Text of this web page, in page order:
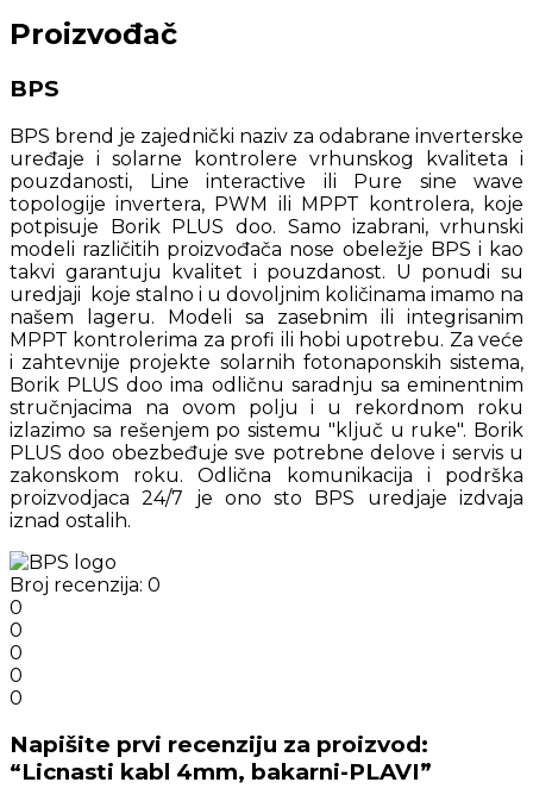
Proizvođač
BPS
BPS brend je zajednički naziv za odabrane inverterske
uređaje i solarne kontrolere vrhunskog kvaliteta i
pouzdanosti, Line interactive ili Pure sine wave
topologije invertera, PWM ili MPPT kontrolera, koje
potpisuje Borik PLUS doo. Samo izabrani, vrhunski
modeli različitih proizvođača nose obeležje BPS i kao
takvi garantuju kvalitet i pouzdanost. U ponudi su
uredjaji koje stalno i u dovoljnim količinama imamo na
našem lageru. Modeli sa zasebnim ili integrisanim
MPPT kontrolerima za profi ili hobi upotrebu. Za veće
i zahtevnije projekte solarnih fotonaponskih sistema,
Borik PLUS doo ima odličnu saradnju sa eminentnim
stručnjacima na ovom polju i u rekordnom roku
izlazimo sa rešenjem po sistemu "ključ u ruke". Borik
PLUS doo obezbeđuje sve potrebne delove i servis u
zakonskom roku. Odlična komunikacija i podrška
proizvodjaca 24/7 je ono sto BPS uredjaje izdvaja
iznad ostalih.
Broj recenzija: 0
0
0
0
0
0
Napišite prvi recenziju za proizvod:
“Licnasti kabl 4mm, bakarni-PLAVI”